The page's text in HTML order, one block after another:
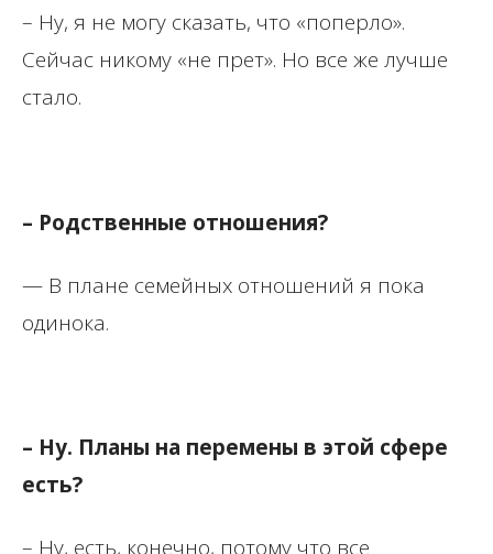
– Ну, я не могу сказать, что «поперло».
Сейчас никому «не прет». Но все же лучше
стало.
– Родственные отношения?
— В плане семейных отношений я пока
одинока.
– Ну. Планы на перемены в этой сфере
есть?
– Ну, есть, конечно, потому что все